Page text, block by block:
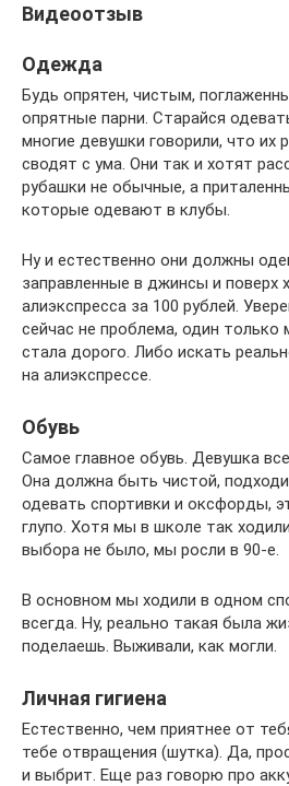
Видеоотзыв
Одежда
Будь опрятен, чистым,
опрятные парни. Старайся
многие девушки говорили, что их
сводят с ума. Они так и хотят
рубашки не обычные, а
которые одевают в клубы.
Ну и естественно они должны
заправленные в джинсы и поверх
алиэкспресса за 100 рублей.
сейчас не проблема, один только
стала дорого. Либо искать
на алиэкспрессе.
Обувь
Самое главное обувь. Девушка
Она должна быть чистой,
одевать спортивки и оксфорды,
глупо. Хотя мы в школе так
выбора не было, мы росли в 90-е.
В основном мы ходили в одном
всегда. Ну, реально такая была
поделаешь. Выживали, как могли.
Личная гигиена
Естественно, чем приятнее от
тебе отвращения (шутка). Да,
и выбрит. Еще раз говорю про